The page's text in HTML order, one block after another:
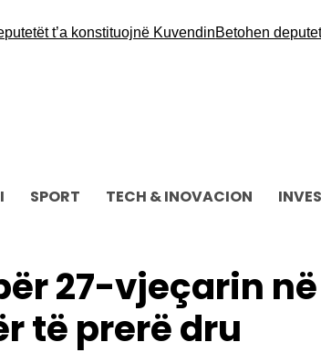
t’a konstituojnë KuvendinBetohen deputetët e
SPORT TECH & INOVACION
27-vjeçarin në
të prerë dru